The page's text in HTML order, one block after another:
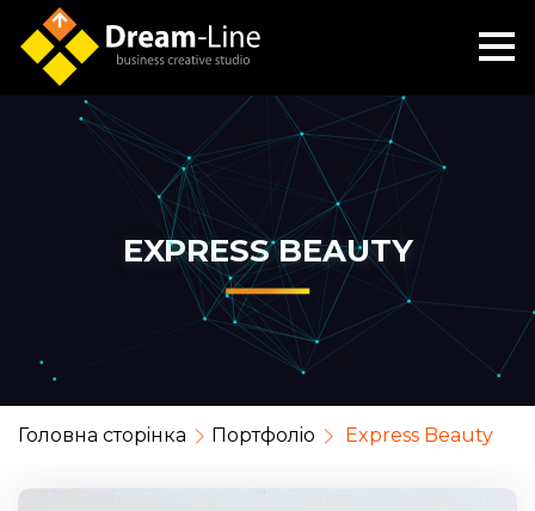
EXPRESS BEAUTY
Головна сторiнка Портфолiо Express Beauty